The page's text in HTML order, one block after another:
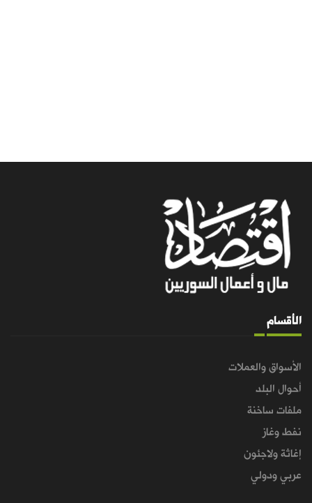
الأقسام
الأسواق والعملات
أحوال البلد
ملفات ساخنة
نفط وغاز
إغاثة ولاجئون
عربي ودولي